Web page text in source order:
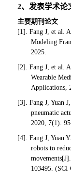
2、发表学术论
主要期刊论文
[1]. Fang J, et al.
Modeling
2025.
[2]. Fang J, et al.
Wearable
Applications,
[3]. Fang J, Yuan
pneumatic
2020, 7(1):
[4]. Fang J, Yuan
robots to
103495. (SCI